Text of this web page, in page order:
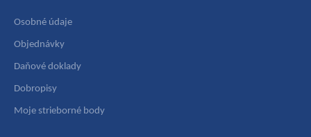
Osobné údaje
Objednávky
Daňové doklady
Dobropisy
Moje strieborné body